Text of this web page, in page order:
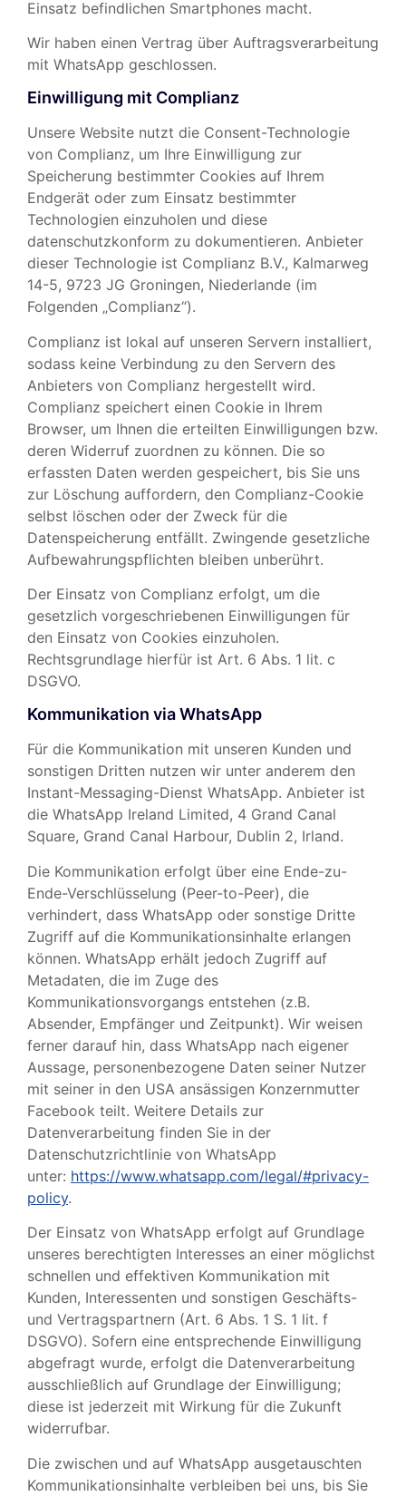
Einsatz befindlichen Smartphones macht.
Wir haben einen Vertrag über Auftragsverarbeitung
mit WhatsApp geschlossen.
Einwilligung mit Complianz
Unsere Website nutzt die Consent-Technologie
von Complianz, um Ihre Einwilligung zur
Speicherung bestimmter Cookies auf Ihrem
Endgerät oder zum Einsatz bestimmter
Technologien einzuholen und diese
datenschutzkonform zu dokumentieren. Anbieter
dieser Technologie ist Complianz B.V., Kalmarweg
14-5, 9723 JG Groningen, Niederlande (im
Folgenden „Complianz“).
Complianz ist lokal auf unseren Servern installiert,
sodass keine Verbindung zu den Servern des
Anbieters von Complianz hergestellt wird.
Complianz speichert einen Cookie in Ihrem
Browser, um Ihnen die erteilten Einwilligungen bzw.
deren Widerruf zuordnen zu können. Die so
erfassten Daten werden gespeichert, bis Sie uns
zur Löschung auffordern, den Complianz-Cookie
selbst löschen oder der Zweck für die
Datenspeicherung entfällt. Zwingende gesetzliche
Aufbewahrungspflichten bleiben unberührt.
Der Einsatz von Complianz erfolgt, um die
gesetzlich vorgeschriebenen Einwilligungen für
den Einsatz von Cookies einzuholen.
Rechtsgrundlage hierfür ist Art. 6 Abs. 1 lit. c
DSGVO.
Kommunikation via WhatsApp
Für die Kommunikation mit unseren Kunden und
sonstigen Dritten nutzen wir unter anderem den
Instant-Messaging-Dienst WhatsApp. Anbieter ist
die WhatsApp Ireland Limited, 4 Grand Canal
Square, Grand Canal Harbour, Dublin 2, Irland.
Die Kommunikation erfolgt über eine Ende-zu-
Ende-Verschlüsselung (Peer-to-Peer), die
verhindert, dass WhatsApp oder sonstige Dritte
Zugriff auf die Kommunikationsinhalte erlangen
können. WhatsApp erhält jedoch Zugriff auf
Metadaten, die im Zuge des
Kommunikationsvorgangs entstehen (z.B.
Absender, Empfänger und Zeitpunkt). Wir weisen
ferner darauf hin, dass WhatsApp nach eigener
Aussage, personenbezogene Daten seiner Nutzer
mit seiner in den USA ansässigen Konzernmutter
Facebook teilt. Weitere Details zur
Datenverarbeitung finden Sie in der
Datenschutzrichtlinie von WhatsApp
unter: https://www.whatsapp.com/legal/#privacy-
policy.
Der Einsatz von WhatsApp erfolgt auf Grundlage
unseres berechtigten Interesses an einer möglichst
schnellen und effektiven Kommunikation mit
Kunden, Interessenten und sonstigen Geschäfts-
und Vertragspartnern (Art. 6 Abs. 1 S. 1 lit. f
DSGVO). Sofern eine entsprechende Einwilligung
abgefragt wurde, erfolgt die Datenverarbeitung
ausschließlich auf Grundlage der Einwilligung;
diese ist jederzeit mit Wirkung für die Zukunft
widerrufbar.
Die zwischen und auf WhatsApp ausgetauschten
Kommunikationsinhalte verbleiben bei uns, bis Sie